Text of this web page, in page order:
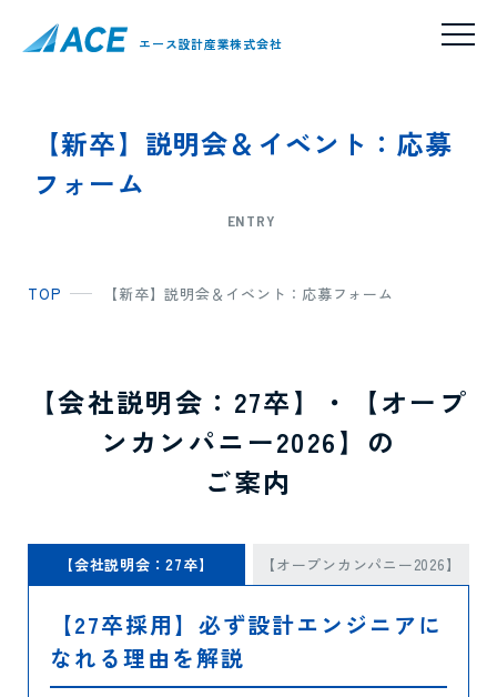
エース設計産業株式会社
【新卒】説明会＆イベント：応募
フォーム
ENTRY
TOP 【新卒】説明会＆イベント：応募フォーム
【会社説明会：27卒】・【オープ
ンカンパニー2026】の
ご案内
【会社説明会：27卒】 【オープンカンパニー2026】
【27卒採用】必ず設計エンジニアに
なれる理由を解説